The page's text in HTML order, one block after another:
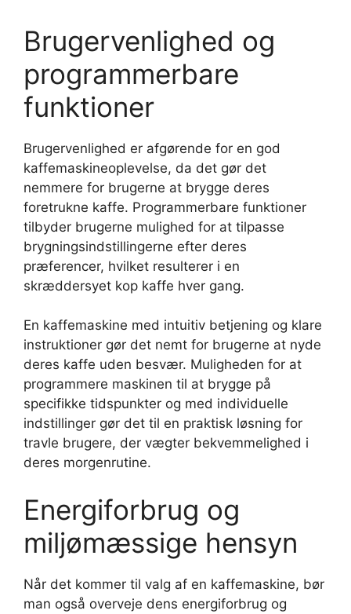
Brugervenlighed og
programmerbare
funktioner
Brugervenlighed er afgørende for en god
kaffemaskineoplevelse, da det gør det
nemmere for brugerne at brygge deres
foretrukne kaffe. Programmerbare funktioner
tilbyder brugerne mulighed for at tilpasse
brygningsindstillingerne efter deres
præferencer, hvilket resulterer i en
skræddersyet kop kaffe hver gang.
En kaffemaskine med intuitiv betjening og klare
instruktioner gør det nemt for brugerne at nyde
deres kaffe uden besvær. Muligheden for at
programmere maskinen til at brygge på
specifikke tidspunkter og med individuelle
indstillinger gør det til en praktisk løsning for
travle brugere, der vægter bekvemmelighed i
deres morgenrutine.
Energiforbrug og
miljømæssige hensyn
Når det kommer til valg af en kaffemaskine, bør
man også overveje dens energiforbrug og